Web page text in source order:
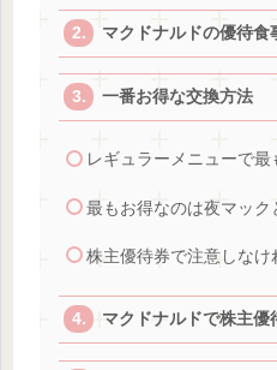
マクドナルドの優待食
一番お得な交換方法
レギュラーメニューで
最もお得なのは夜マック
株主優待券で注意しなけ
マクドナルドで株主優